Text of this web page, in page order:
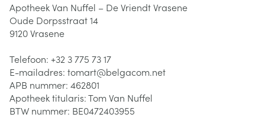
Apotheek Van Nuffel – De Vriendt Vrasene
Oude Dorpsstraat 14
9120Vrasene
Telefoon: +32 3 775 73 17
E-mailadres: tomart@belgacom.net
APB nummer: 462801
Apotheek titularis:Tom Van Nuffel
BTW nummer: BE0472403955